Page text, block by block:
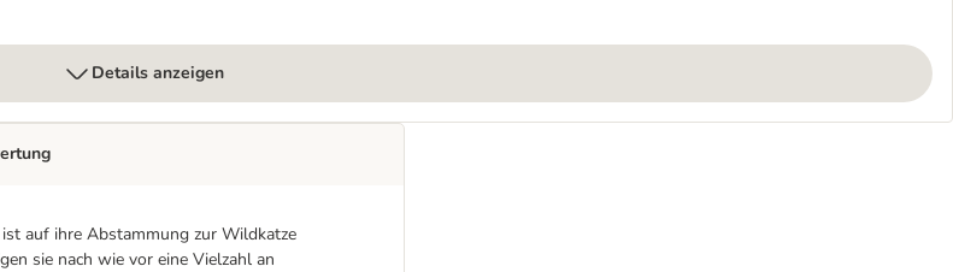
Details anzeigen
auf ihre Abstammung zur Wildkatze
sie nach wie vor eine Vielzahl an